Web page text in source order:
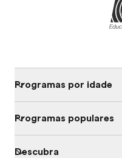
Programas por idade
Programas populares
Descubra